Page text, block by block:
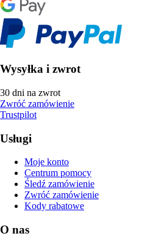
Wysyłka i zwrot
30 dni na zwrot
Zwróć zamówienie
Trustpilot
Usługi
Moje konto
Centrum pomocy
Śledź zamówienie
Zwróć zamówienie
Kody rabatowe
O nas